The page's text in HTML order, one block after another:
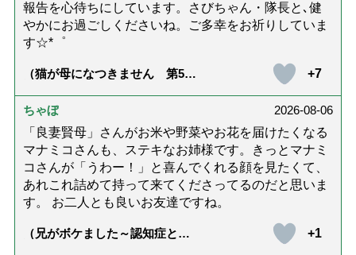
報告を心待ちにしています。さびちゃん・隊長と､健
やかにお過ごしくださいね。ご多幸をお祈りしていま
す☆*゜
（猫が母になつきません 第500
+7
ちゃぼ
2026-08-06
「良妻賢母」さんがお米や野菜やお花を届けたくなる
マナミコさんも、ステキなお姉様です。きっとマナミ
コさんが「うわー！」と喜んでくれる顔を見たくて、
あれこれ詰めて持って来てくださってるのだと思いま
す。 お二人とも良いお友達ですね。
（兄がボケました～認知症と介
+1